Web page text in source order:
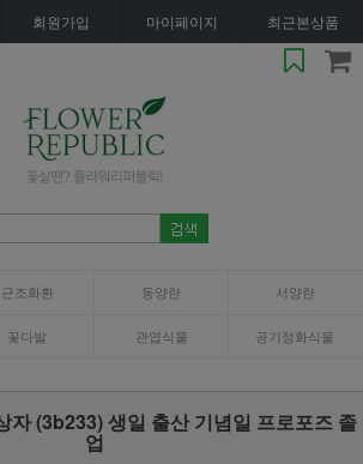
회원가입 마이페이지 최근본상품
근조화환 동양란 서양란
꽃다발 관엽식물 공기정화식물
자 (3b233) 생일 출산 기념일 프로포즈 졸
업